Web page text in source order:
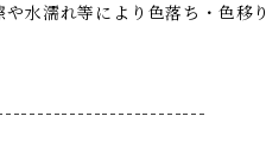
水濡れ等により色落ち・色移